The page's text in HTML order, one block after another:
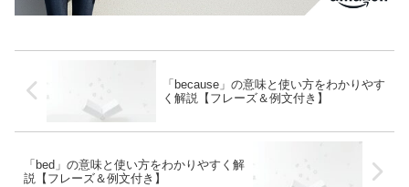
「because」の意味と使い方をわかりやす
く解説【フレーズ＆例文付き】
「bed」の意味と使い方をわかりやすく解
説【フレーズ＆例文付き】